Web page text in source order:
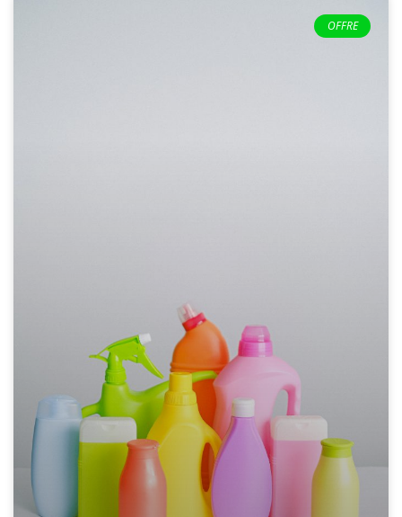
OFFRE